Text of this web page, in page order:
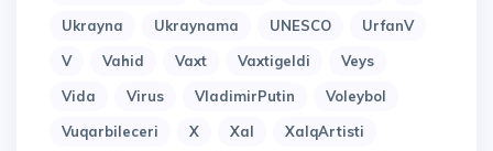
Ukrayna
Ukraynama UNESCO
UrfanV
V
Vahid Vaxt Vaxtigeldi
Veys
Vida
Virus VladimirPutin
Voleybol
Vuqarbileceri
X Xal
XalqArtisti